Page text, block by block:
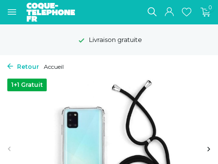
0
Livraison gratuite
Retour Accueil
1+1 Gratuit